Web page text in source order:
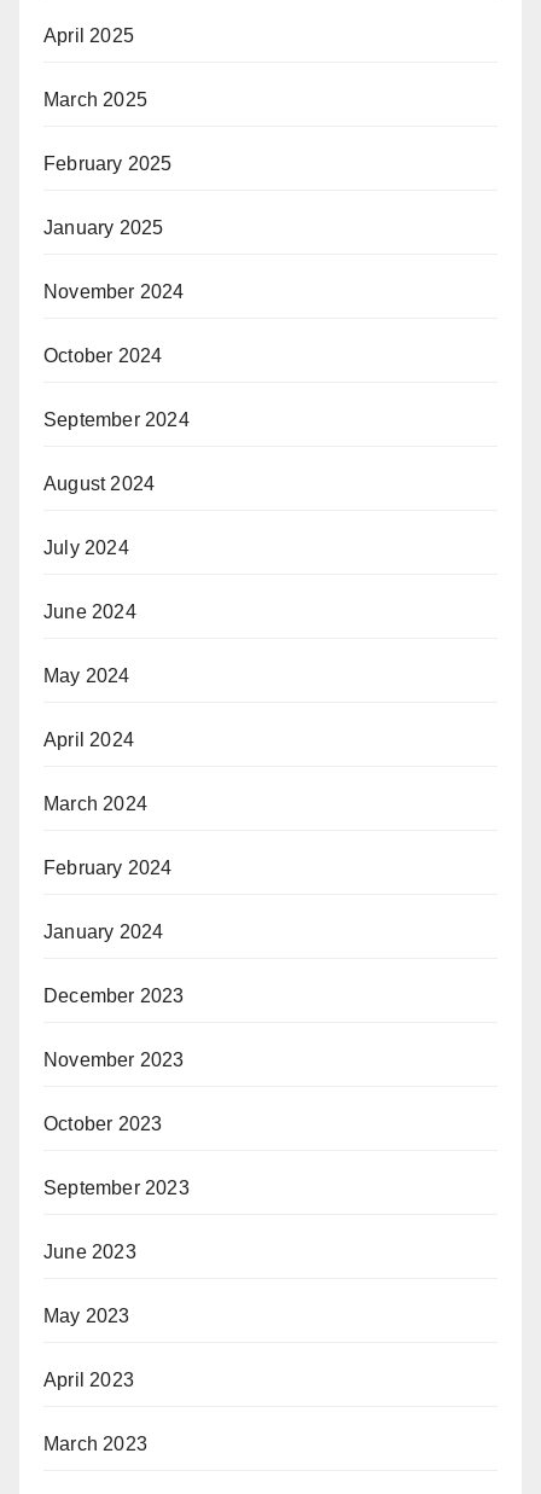
April 2025
March 2025
February 2025
January 2025
November 2024
October 2024
September 2024
August 2024
July 2024
June 2024
May 2024
April 2024
March 2024
February 2024
January 2024
December 2023
November 2023
October 2023
September 2023
June 2023
May 2023
April 2023
March 2023